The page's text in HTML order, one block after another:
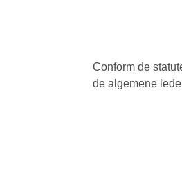
Conform de
de algemene